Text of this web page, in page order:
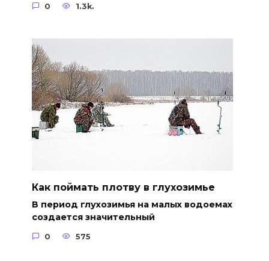
0 1.3k.
Как поймать плотву в глухозимье
В период глухозимья на малых водоемах
создается значительный
0 575